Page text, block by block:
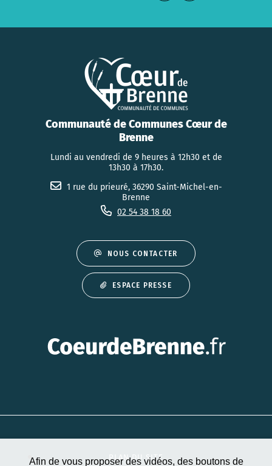
Afin de vous proposer des vidéos, des boutons de
Communauté de Communes Cœur de
Brenne
Lundi au vendredi de 9 heures à 12h30 et de
13h30 à 17h30.
1 rue du prieuré, 36290 Saint-Michel-en-
Brenne
02 54 38 18 60
NOUS CONTACTER
ESPACE PRESSE
PLAN DU SITE